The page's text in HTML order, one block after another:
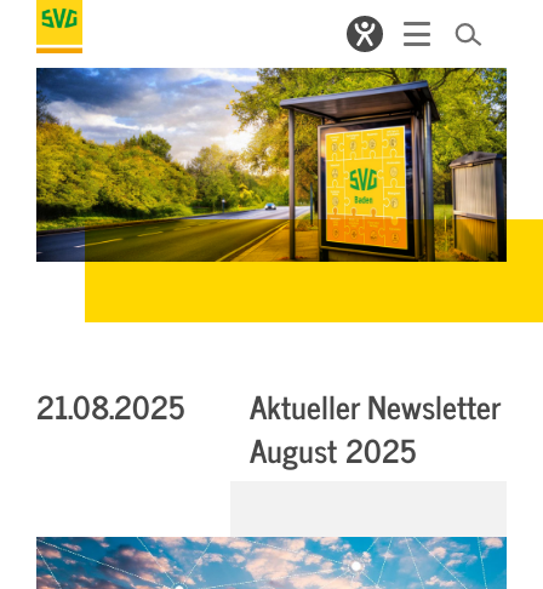
21.08.2025
Aktueller Newsletter
August 2025